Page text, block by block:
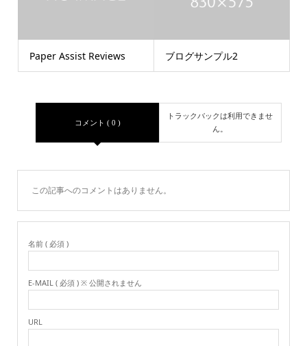
Paper Assist Reviews ブログサンプル2
コメント ( 0 )
トラックバックは利用できませ
ん。
この記事へのコメントはありません。
名前 ( 必須 )
E-MAIL ( 必須 ) ※ 公開されません
URL